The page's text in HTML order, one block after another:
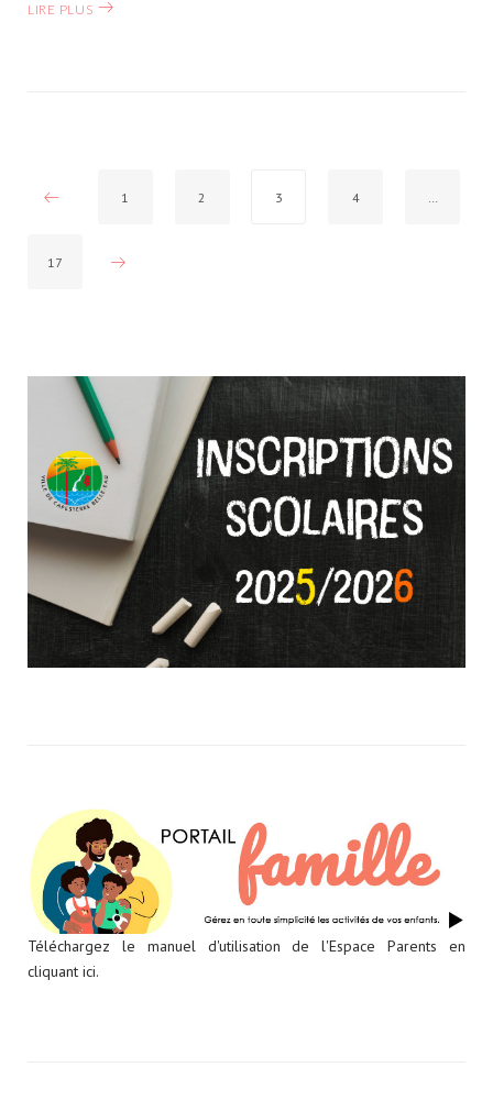
LIRE PLUS
des
1 2 3 4 …
17
Téléchargez le manuel d'utilisation de l'Espace Parents en
cliquant ici.